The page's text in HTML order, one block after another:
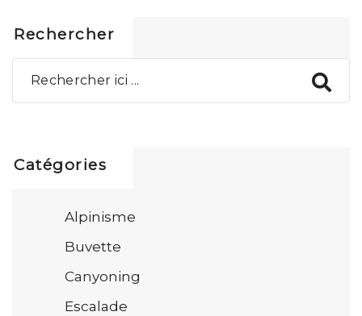
Rechercher
Catégories
Alpinisme
Buvette
Canyoning
Escalade